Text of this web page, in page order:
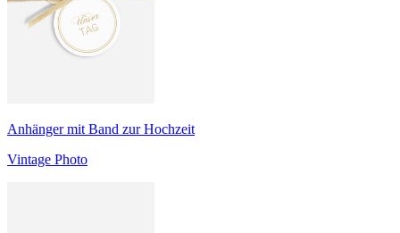
Anhänger mit Band zur Hochzeit
Vintage Photo